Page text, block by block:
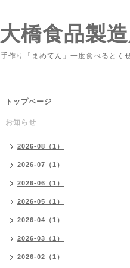
大橋食品製
手作り「まめてん」一度食べるとく
トップページ
お知らせ
2026-08（1）
2026-07（1）
2026-06（1）
2026-05（1）
2026-04（1）
2026-03（1）
2026-02（1）